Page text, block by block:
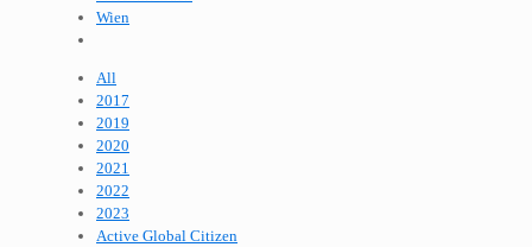
Wien
All
2017
2019
2020
2021
2022
2023
Active Global Citizen